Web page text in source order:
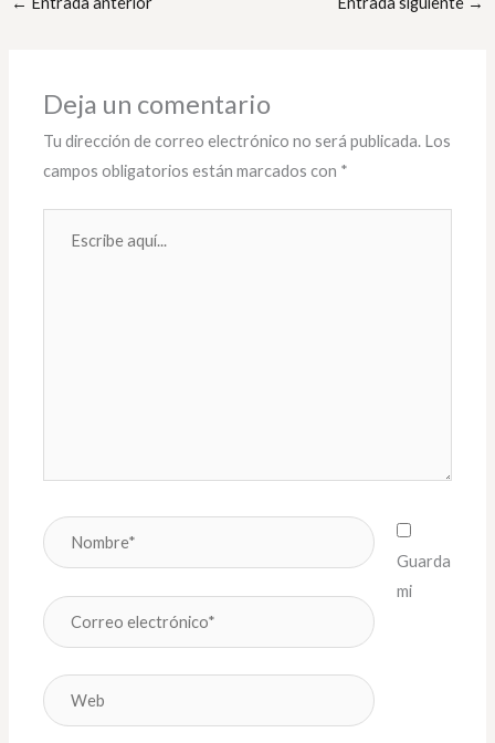
Deja un comentario
Tu dirección de correo electrónico no será publicada. Los
campos obligatorios están marcados con *
aquí...
Nombre*
Correo
electrónico*
Web
Guarda
mi